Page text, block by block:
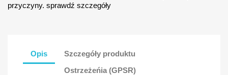
przyczyny. sprawdź szczegóły
Opis
Szczegóły produktu
Ostrzeżeńia (GPSR)